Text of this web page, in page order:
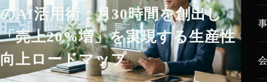
のAI活用術：月30時間を創出し
「売上20%増」を実現する生産性
向上ロードマップ